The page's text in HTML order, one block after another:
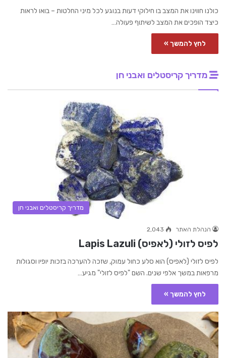
כולנו חווינו את המצב בו חילוקי דעות בנוגע לכל מיני החלטות – בואו לראות
כיצד הופכים את המצב לשיתוף פעולה…
לחץ להמשך »
מדריך קריסטלים ואבני חן
מדריך קריסטלים ואבני חן
הנהלת האתר 2,043
לפיס לזולי (לאפיס) Lapis Lazuli
לפיס לזולי (לאפיס) הוא סלע כחול עמוק, שזכה להערכה בזכות יופיו וסגולות
מרפאות במשך אלפי שנים. השם "לפיס לזולי" מגיע…
לחץ להמשך »